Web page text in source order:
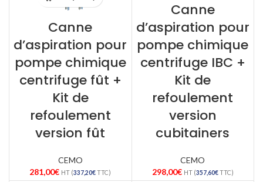
Canne
d’aspiration pour
pompe chimique
centrifuge fût +
Kit de
refoulement
version fût
CEMO
281,00€ HT (337,20€TTC)
Canne
d’aspiration pour
pompe chimique
centrifuge IBC +
Kit de
refoulement
version
cubitainers
CEMO
298,00€ HT (357,60€TTC)